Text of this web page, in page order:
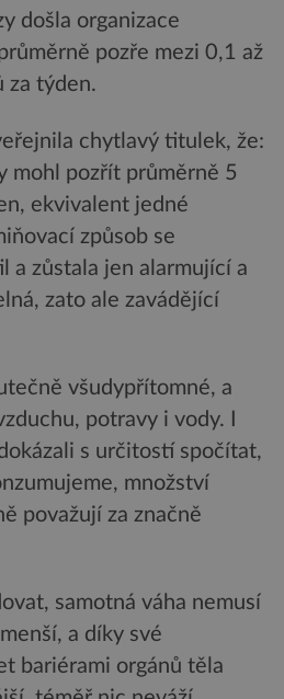
došla organizace
pozře mezi 0,1 až
za týden.
chytlavý titulek, že:
mohl pozřít průměrně 5
ekvivalent jedné
způsob se
a zůstala jen alarmující a
zato ale zavádějící
všudypřítomné, a
potravy i vody. I
s určitostí spočítat,
množství
považují za značně
samotná váha nemusí
a díky své
bariérami orgánů těla